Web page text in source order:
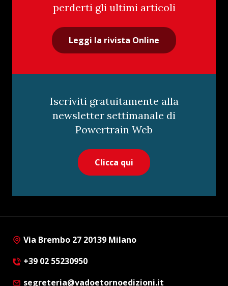
perderti gli ultimi articoli
Leggi la rivista Online
Iscriviti gratuitamente alla
newsletter settimanale di
Powertrain Web
Clicca qui
Via Brembo 27 20139 Milano
+39 02 55230950
segreteria@vadoetornoedizioni.it